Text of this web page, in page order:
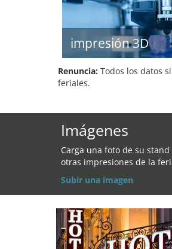
impresión 3D
Renuncia: Todos los datos
feriales.
Imágenes
Carga una foto de su stand
otras impresiones de la
Subir una imagen